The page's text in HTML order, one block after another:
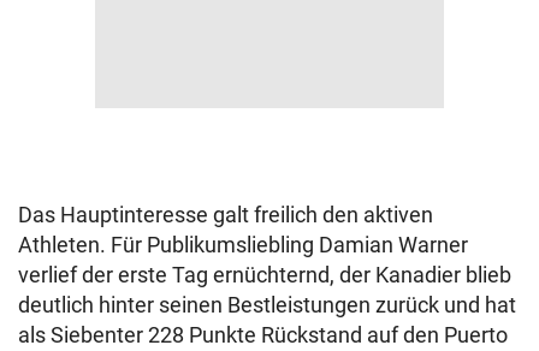
Das Hauptinteresse galt freilich den aktiven
Athleten. Für Publikumsliebling Damian Warner
verlief der erste Tag ernüchternd, der Kanadier blieb
deutlich hinter seinen Bestleistungen zurück und hat
als Siebenter 228 Punkte Rückstand auf den Puerto